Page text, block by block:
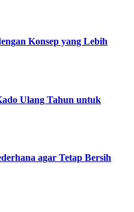
Konsep yang Lebih
Ulang Tahun untuk
agar Tetap Bersih